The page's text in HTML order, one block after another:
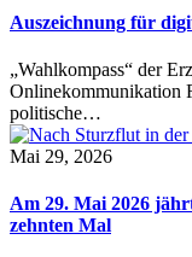
Auszeichnung für
„Wahlkompass“ der
Onlinekommunikation
politische…
Mai 29, 2026
Am 29. Mai 2026
zehnten Mal